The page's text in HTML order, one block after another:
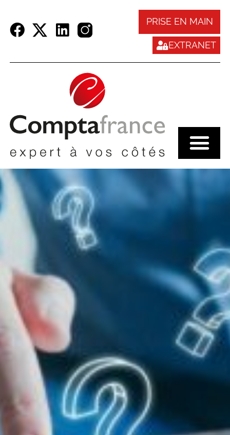
PRISE EN MAIN
EXTRANET